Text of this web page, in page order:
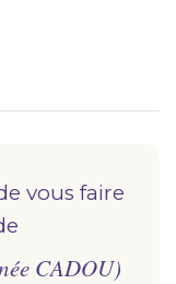
du
vous faire
CADOU)